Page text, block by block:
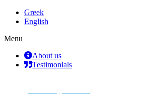
Greek
English
Menu
About us
Testimonials